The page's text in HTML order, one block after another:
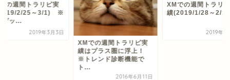
の週間トラリピ実
2/25～3/1) ※
ゲッ...
2019年3月3日
XMでの週間トラリピ実
績はプラス圏に浮上！
※トレンド診断機能で
ト...
2016年6月11日
XMでの週間トラリ
績(2019/1/28～2/1)
2019年2